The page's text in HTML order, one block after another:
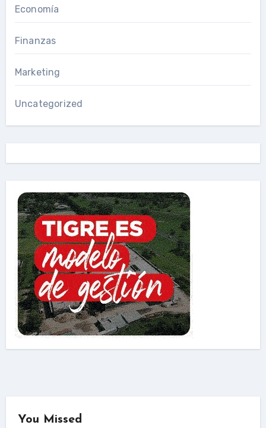
Economía
Finanzas
Marketing
Uncategorized
You Missed